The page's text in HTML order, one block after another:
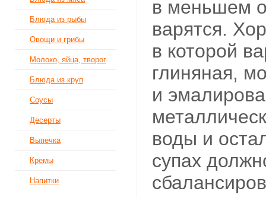
Блюда из рыбы
Овощи и грибы
Молоко, яйца, творог
Блюда из круп
Соусы
Десерты
Выпечка
Кремы
Напитки
в меньшем
варятся.
в которой
глиняная,
и
воды и
супах